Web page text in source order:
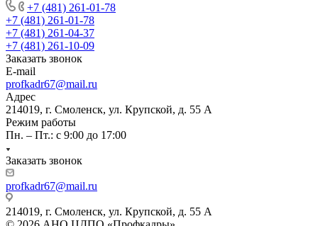
+7 (481) 261-01-78
+7 (481) 261-01-78
+7 (481) 261-04-37
+7 (481) 261-10-09
Заказать звонок
E-mail
profkadr67@mail.ru
Адрес
214019, г. Смоленск, ул. Крупской, д. 55 А
Режим работы
Пн. – Пт.: с 9:00 до 17:00
Заказать звонок
profkadr67@mail.ru
214019, г. Смоленск, ул. Крупской, д. 55 А